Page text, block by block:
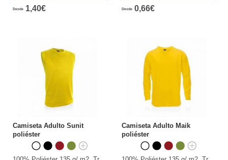
Desde 1,40€ Desde 0,66€
Camiseta Adulto Sunit
poliéster
Camiseta Adulto Maik
poliéster